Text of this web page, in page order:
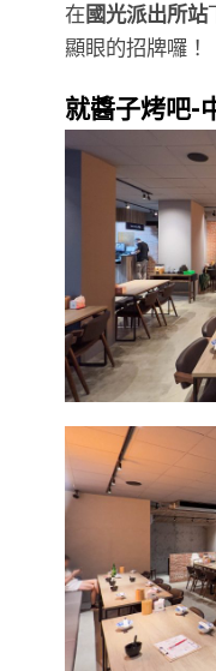
在國光派出所站
顯眼的招牌囉！
就醬子烤吧-